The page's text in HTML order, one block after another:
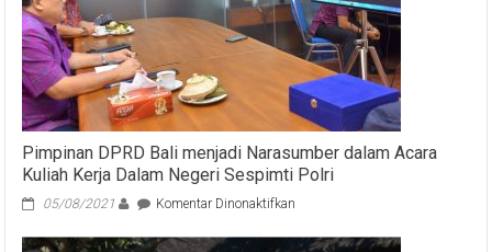
Pimpinan DPRD Bali menjadi Narasumber dalam Acara
Kuliah Kerja Dalam Negeri Sespimti Polri
05/08/2021 Komentar Dinonaktifkan
DPRD